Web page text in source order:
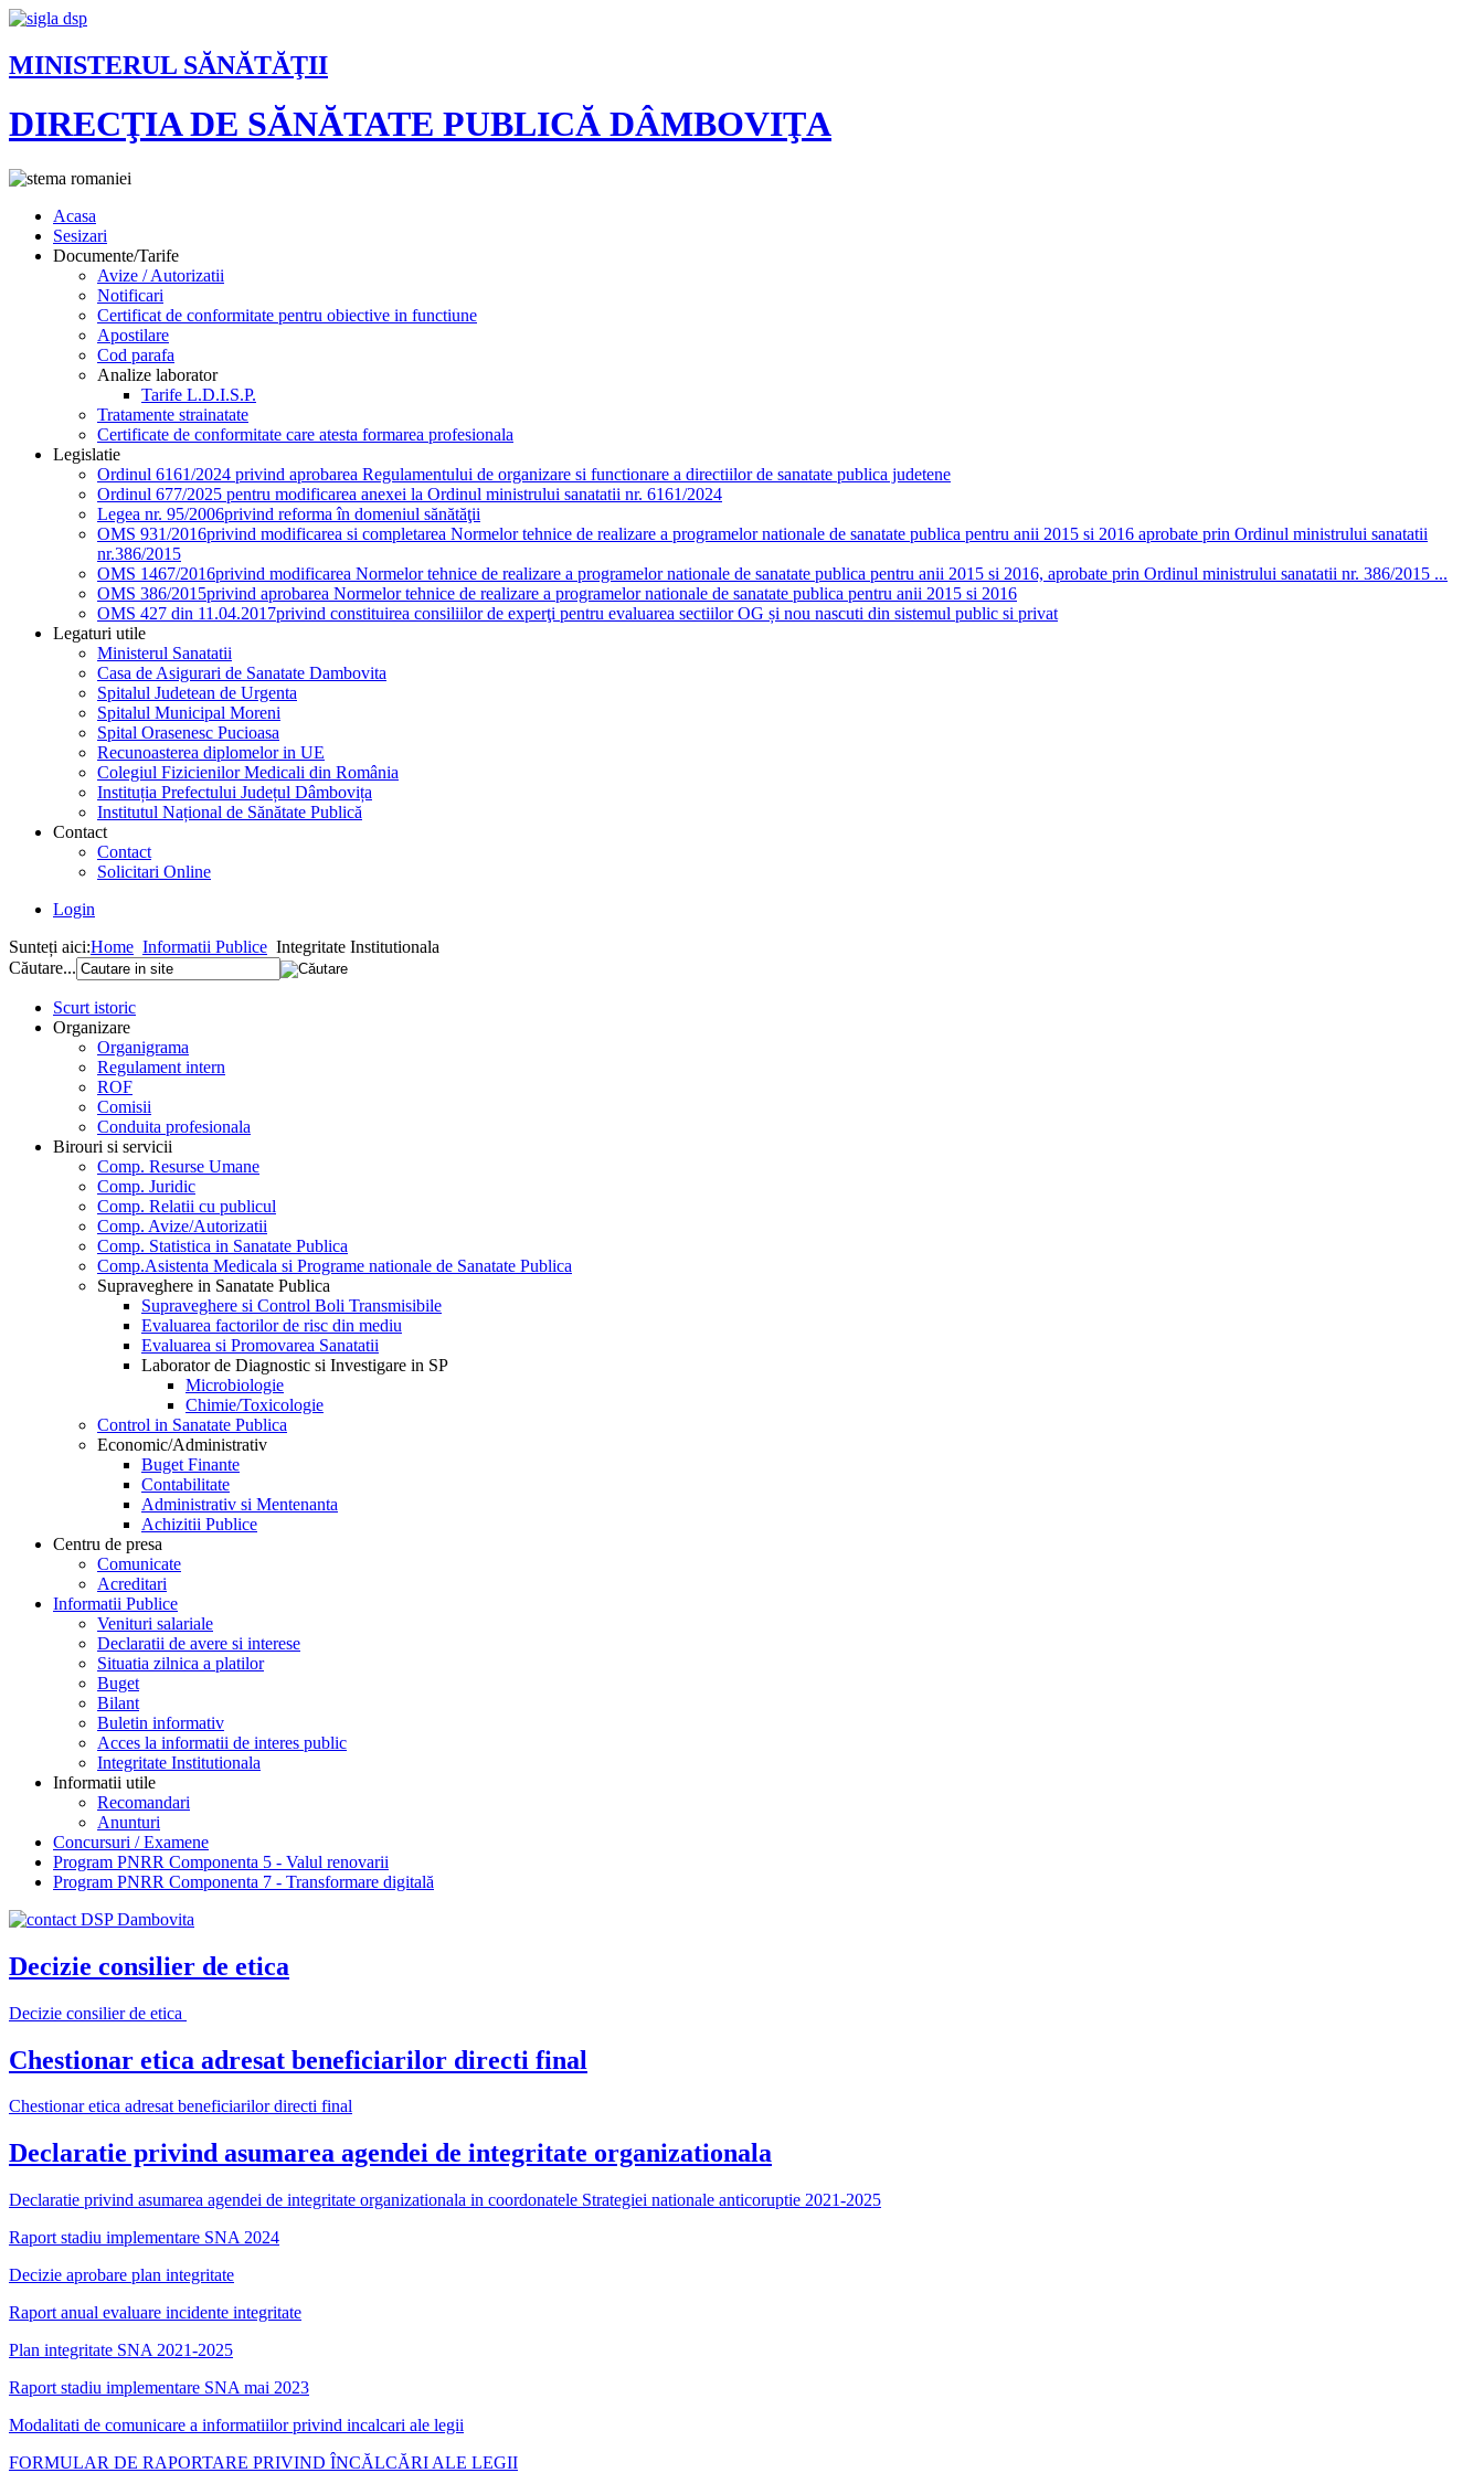
MINISTERUL SĂNĂTĂŢII
DIRECŢIA DE SĂNĂTATE PUBLICĂ DÂMBOVIŢA
Acasa
Sesizari
Documente/Tarife
Avize / Autorizatii
Notificari
Certificat de conformitate pentru obiective in functiune
Apostilare
Cod parafa
Analize laborator
Tarife L.D.I.S.P.
Tratamente strainatate
Certificate de conformitate care atesta formarea profesionala
Legislatie
Ordinul 6161/2024 privind aprobarea Regulamentului de organizare si functionare a directiilor de sanatate publica judetene
Ordinul 677/2025 pentru modificarea anexei la Ordinul ministrului sanatatii nr. 6161/2024
Legea nr. 95/2006privind reforma în domeniul sănătăţii
OMS 931/2016privind modificarea si completarea Normelor tehnice de realizare a programelor nationale de sanatate publica pentru anii 2015 si 2016 aprobate prin Ordinul ministrului sanatatii
nr.386/2015
OMS 1467/2016privind modificarea Normelor tehnice de realizare a programelor nationale de sanatate publica pentru anii 2015 si 2016, aprobate prin Ordinul ministrului sanatatii nr. 386/2015 ...
OMS 386/2015privind aprobarea Normelor tehnice de realizare a programelor nationale de sanatate publica pentru anii 2015 si 2016
OMS 427 din 11.04.2017privind constituirea consiliilor de experţi pentru evaluarea sectiilor OG și nou nascuti din sistemul public si privat
Legaturi utile
Ministerul Sanatatii
Casa de Asigurari de Sanatate Dambovita
Spitalul Judetean de Urgenta
Spitalul Municipal Moreni
Spital Orasenesc Pucioasa
Recunoasterea diplomelor in UE
Colegiul Fizicienilor Medicali din România
Instituția Prefectului Județul Dâmbovița
Institutul Național de Sănătate Publică
Contact
Contact
Solicitari Online
Login
Sunteți aici:Home Informatii Publice Integritate Institutionala
Căutare...
Scurt istoric
Organizare
Organigrama
Regulament intern
ROF
Comisii
Conduita profesionala
Birouri si servicii
Comp. Resurse Umane
Comp. Juridic
Comp. Relatii cu publicul
Comp. Avize/Autorizatii
Comp. Statistica in Sanatate Publica
Comp.Asistenta Medicala si Programe nationale de Sanatate Publica
Supraveghere in Sanatate Publica
Supraveghere si Control Boli Transmisibile
Evaluarea factorilor de risc din mediu
Evaluarea si Promovarea Sanatatii
Laborator de Diagnostic si Investigare in SP
Microbiologie
Chimie/Toxicologie
Control in Sanatate Publica
Economic/Administrativ
Buget Finante
Contabilitate
Administrativ si Mentenanta
Achizitii Publice
Centru de presa
Comunicate
Acreditari
Informatii Publice
Venituri salariale
Declaratii de avere si interese
Situatia zilnica a platilor
Buget
Bilant
Buletin informativ
Acces la informatii de interes public
Integritate Institutionala
Informatii utile
Recomandari
Anunturi
Concursuri / Examene
Program PNRR Componenta 5 - Valul renovarii
Program PNRR Componenta 7 - Transformare digitală
Decizie consilier de etica
Decizie consilier de etica
Chestionar etica adresat beneficiarilor directi final
Chestionar etica adresat beneficiarilor directi final
Declaratie privind asumarea agendei de integritate organizationala
Declaratie privind asumarea agendei de integritate organizationala in coordonatele Strategiei nationale anticoruptie 2021-2025
Raport stadiu implementare SNA 2024
Decizie aprobare plan integritate
Raport anual evaluare incidente integritate
Plan integritate SNA 2021-2025
Raport stadiu implementare SNA mai 2023
Modalitati de comunicare a informatiilor privind incalcari ale legii
FORMULAR DE RAPORTARE PRIVIND ÎNCĂLCĂRI ALE LEGII